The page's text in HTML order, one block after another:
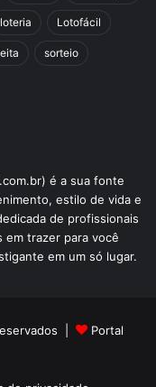
loteria Lotofácil
sorteio
é a sua fonte
estilo de vida e
de profissionais
trazer para você
em um só lugar.
|
Portal